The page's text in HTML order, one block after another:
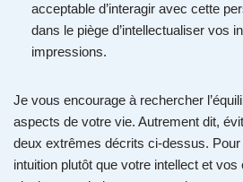
acceptable d’interagir avec cette
dans le piège d’intellectualiser vos
impressions.
Je vous encourage à rechercher
aspects de votre vie. Autrement dit,
deux extrêmes décrits ci-dessus.
intuition plutôt que votre intellect et